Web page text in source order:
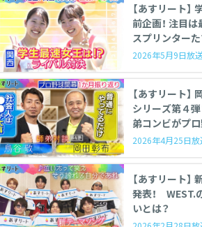
【あすリート】
前企画！ 注目
スプリンターた
2026年5月9日放
【あすリート
シリーズ第４
弟コンビがプロ
2026年4月25日放
【あすリート】 新テーマソング「PROUD 」
発表！ WEST.
いとは？